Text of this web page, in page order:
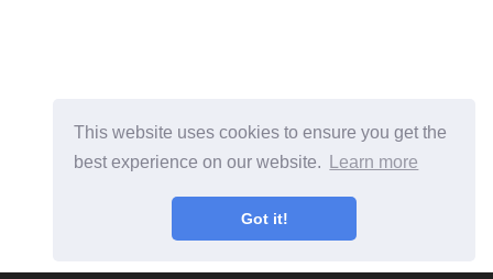
This website uses cookies to ensure you get the
best experience on our website.
Learn more
Got it!